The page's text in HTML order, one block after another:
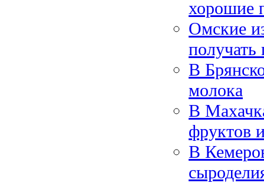
хорошие
Омские
получать
В
молока
В
фруктов
В